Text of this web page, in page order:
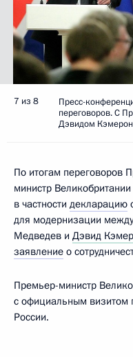
7 из 8
Пресс-
переговоров. С
Дэвидом
По итогам переговоров
министр
в частности декларацию
для модернизации
Медведев и Дэвид
заявление о
Премьер-министр
с официальным визитом
России.